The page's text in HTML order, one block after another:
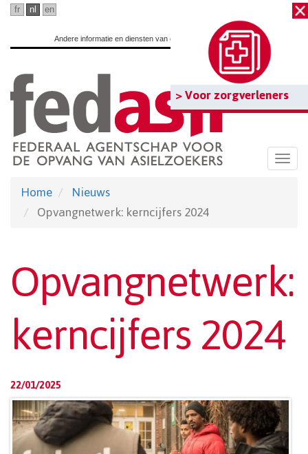
Ga
hoofdinhoud
> Voor zorgverleners
fr nl en
Andere informatie en diensten van de overheid:www.belgium.be
Home
Nieuws
Opvangnetwerk: kerncijfers 2024
Opvangnetwerk:
kerncijfers 2024
22/01/2025